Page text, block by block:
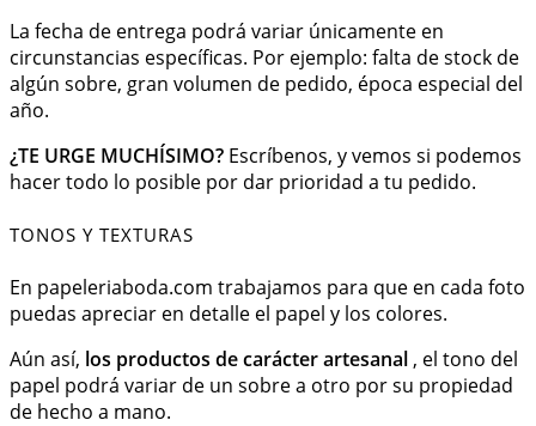
La fecha de entrega podrá variar únicamente en
circunstancias específicas. Por ejemplo: falta de stock de
algún sobre, gran volumen de pedido, época especial del
año.
¿TE URGE MUCHÍSIMO? Escríbenos, y vemos si podemos
hacer todo lo posible por dar prioridad a tu pedido.
TONOS Y TEXTURAS
En papeleriaboda.com trabajamos para que en cada foto
puedas apreciar en detalle el papel y los colores.
Aún así, los productos de carácter artesanal , el tono del
papel podrá variar de un sobre a otro por su propiedad
de hecho a mano.